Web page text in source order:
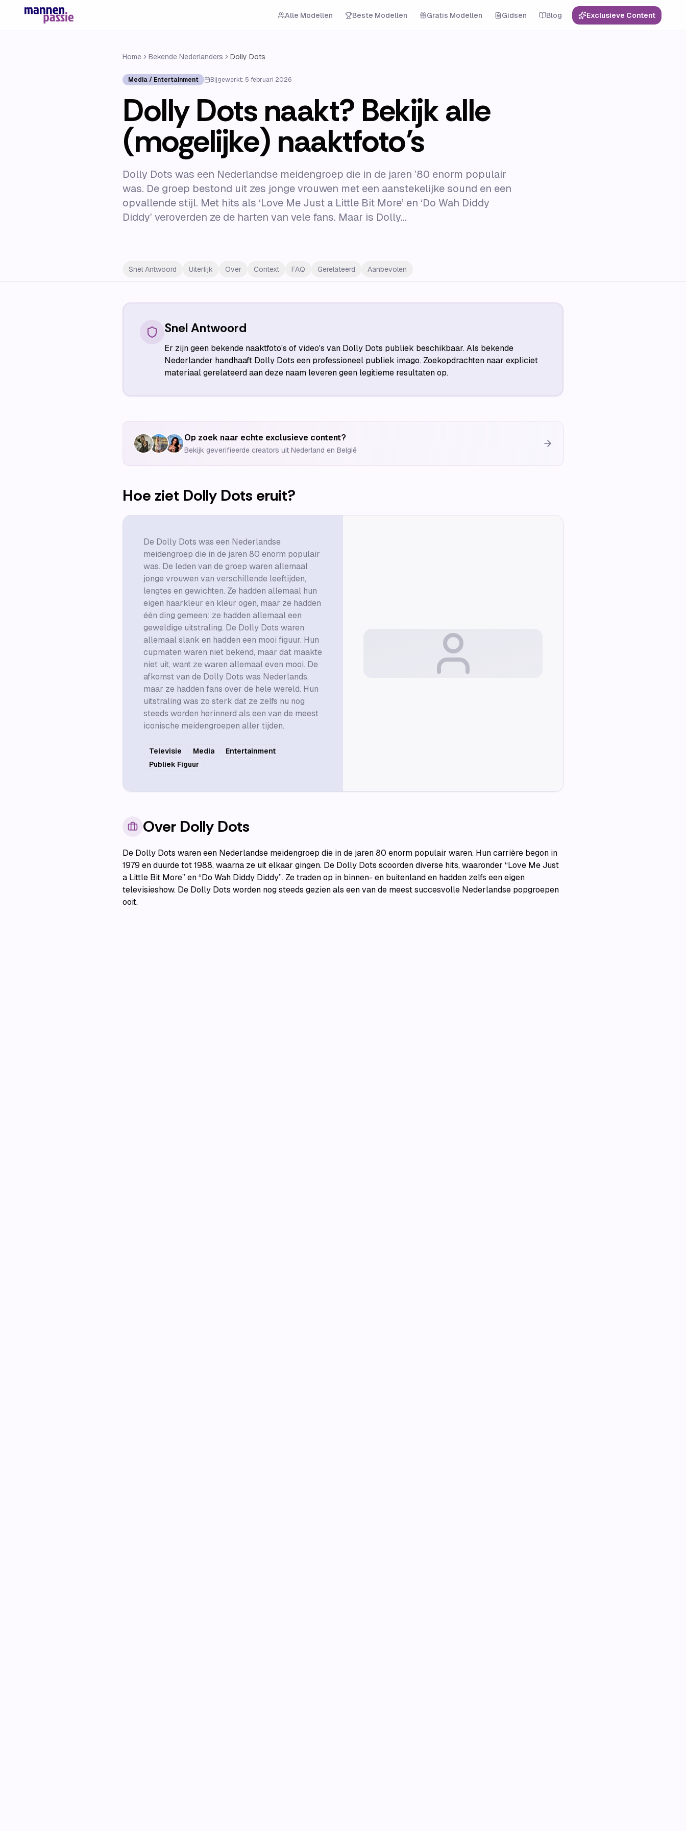
Alle Modellen Beste Modellen Gratis Modellen Gidsen Blog Exclusieve Content
Home Bekende Nederlanders Dolly Dots
Media / Entertainment Bijgewerkt: 5 februari 2026
Dolly Dots naakt? Bekijk alle
(mogelijke) naaktfoto’s
Dolly Dots was een Nederlandse meidengroep die in de jaren ’80 enorm populair
was. De groep bestond uit zes jonge vrouwen met een aanstekelijke sound en een
opvallende stijl. Met hits als ‘Love Me Just a Little Bit More’ en ‘Do Wah Diddy
Diddy’ veroverden ze de harten van vele fans. Maar is Dolly...
Snel Antwoord Uiterlijk Over Context FAQ Gerelateerd Aanbevolen
Snel Antwoord
Er zijn geen bekende naaktfoto's of video's van Dolly Dots publiek beschikbaar. Als bekende
Nederlander handhaaft Dolly Dots een professioneel publiek imago. Zoekopdrachten naar expliciet
materiaal gerelateerd aan deze naam leveren geen legitieme resultaten op.
Op zoek naar echte exclusieve content?
Bekijk geverifieerde creators uit Nederland en België
Hoe ziet Dolly Dots eruit?
De Dolly Dots was een Nederlandse
meidengroep die in de jaren 80 enorm populair
was. De leden van de groep waren allemaal
jonge vrouwen van verschillende leeftijden,
lengtes en gewichten. Ze hadden allemaal hun
eigen haarkleur en kleur ogen, maar ze hadden
één ding gemeen: ze hadden allemaal een
geweldige uitstraling. De Dolly Dots waren
allemaal slank en hadden een mooi figuur. Hun
cupmaten waren niet bekend, maar dat maakte
niet uit, want ze waren allemaal even mooi. De
afkomst van de Dolly Dots was Nederlands,
maar ze hadden fans over de hele wereld. Hun
uitstraling was zo sterk dat ze zelfs nu nog
steeds worden herinnerd als een van de meest
iconische meidengroepen aller tijden.
Televisie Media
Entertainment
Publiek Figuur
Over Dolly Dots
De Dolly Dots waren een Nederlandse meidengroep die in de jaren 80 enorm populair waren. Hun carrière begon in
1979 en duurde tot 1988, waarna ze uit elkaar gingen. De Dolly Dots scoorden diverse hits, waaronder “Love Me Just
a Little Bit More” en “Do Wah Diddy Diddy”. Ze traden op in binnen- en buitenland en hadden zelfs een eigen
televisieshow. De Dolly Dots worden nog steeds gezien als een van de meest succesvolle Nederlandse popgroepen
ooit.